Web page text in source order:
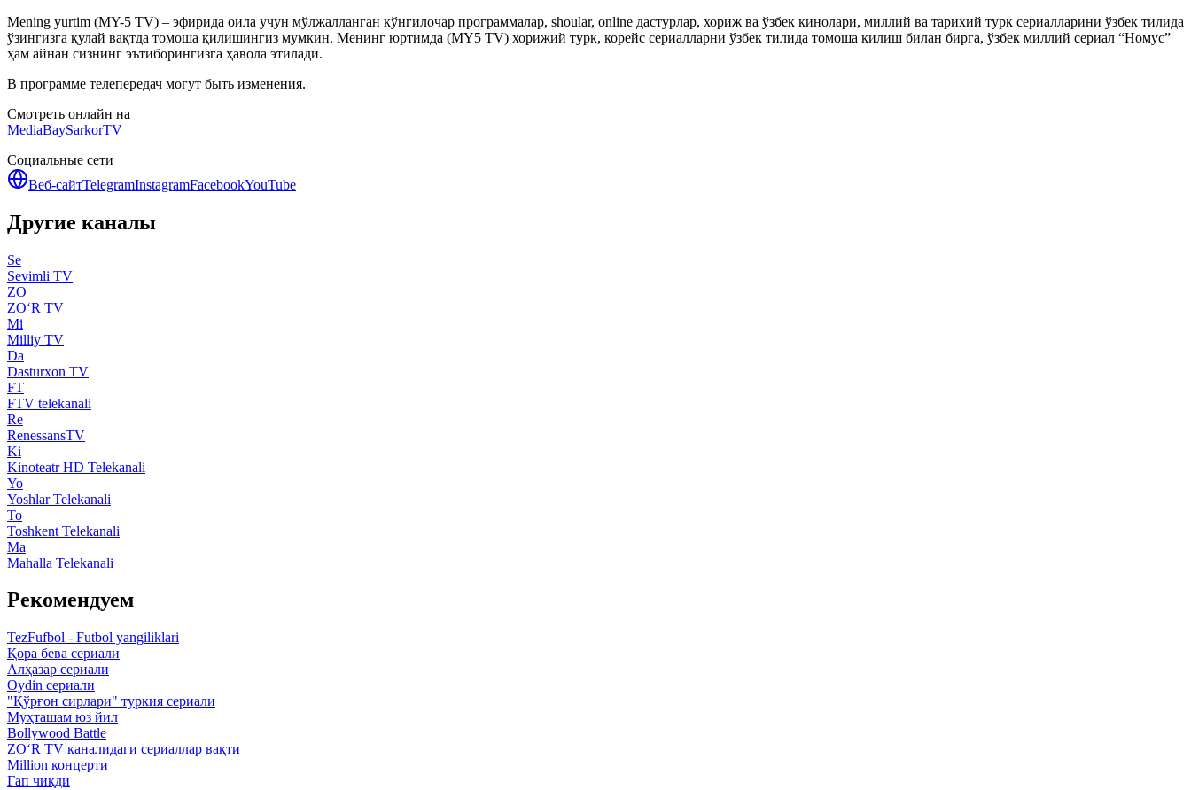
Mening yurtim (MY-5 TV) – эфирида оила учун мўлжалланган кўнгилочар программалар, shoular, online дастурлар, хориж ва ўзбек кинолари, миллий ва тарихий турк сериалларини ўзбек тилида
ўзингизга қулай вақтда томоша қилишингиз мумкин. Менинг юртимда (MY5 TV) хорижий турк, корейс сериалларни ўзбек тилида томоша қилиш билан бирга, ўзбек миллий сериал “Номус”
ҳам айнан сизнинг эътиборингизга ҳавола этилади.
В программе телепередач могут быть изменения.
Смотреть онлайн на
MediaBaySarkorTV
Социальные сети
Веб-сайтTelegramInstagramFacebookYouTube
Другие каналы
Se
Sevimli TV
ZO
ZO‘R TV
Mi
Milliy TV
Da
Dasturxon TV
FT
FTV telekanali
Re
RenessansTV
Ki
Kinoteatr HD Telekanali
Yo
Yoshlar Telekanali
To
Toshkent Telekanali
Ma
Mahalla Telekanali
Рекомендуем
TezFufbol - Futbol yangiliklari
Қора бева сериали
Алҳазар сериали
Oydin сериали
"Қўрғон сирлари" туркия сериали
Муҳташам юз йил
Bollywood Battle
ZO‘R TV каналидаги сериаллар вақти
Million концерти
Гап чиқди